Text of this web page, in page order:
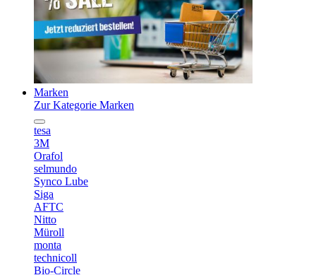
Marken
Zur Kategorie Marken
tesa
3M
Orafol
selmundo
Synco Lube
Siga
AFTC
Nitto
Müroll
monta
technicoll
Bio-Circle